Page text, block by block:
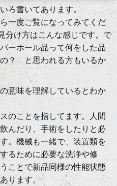
ろ書いてあります。
一度ご覧になってみてくだ
け方はこんな感じです。で
ーホール品って何をした品
？ と思われる方もいるか
意味を理解しているとわか
のことを指してます。人間
んだり、手術をしたりと必
。機械も一緒で、装置類を
るために必要な洗浄や修
ことで新品同様の性能状態
ります。